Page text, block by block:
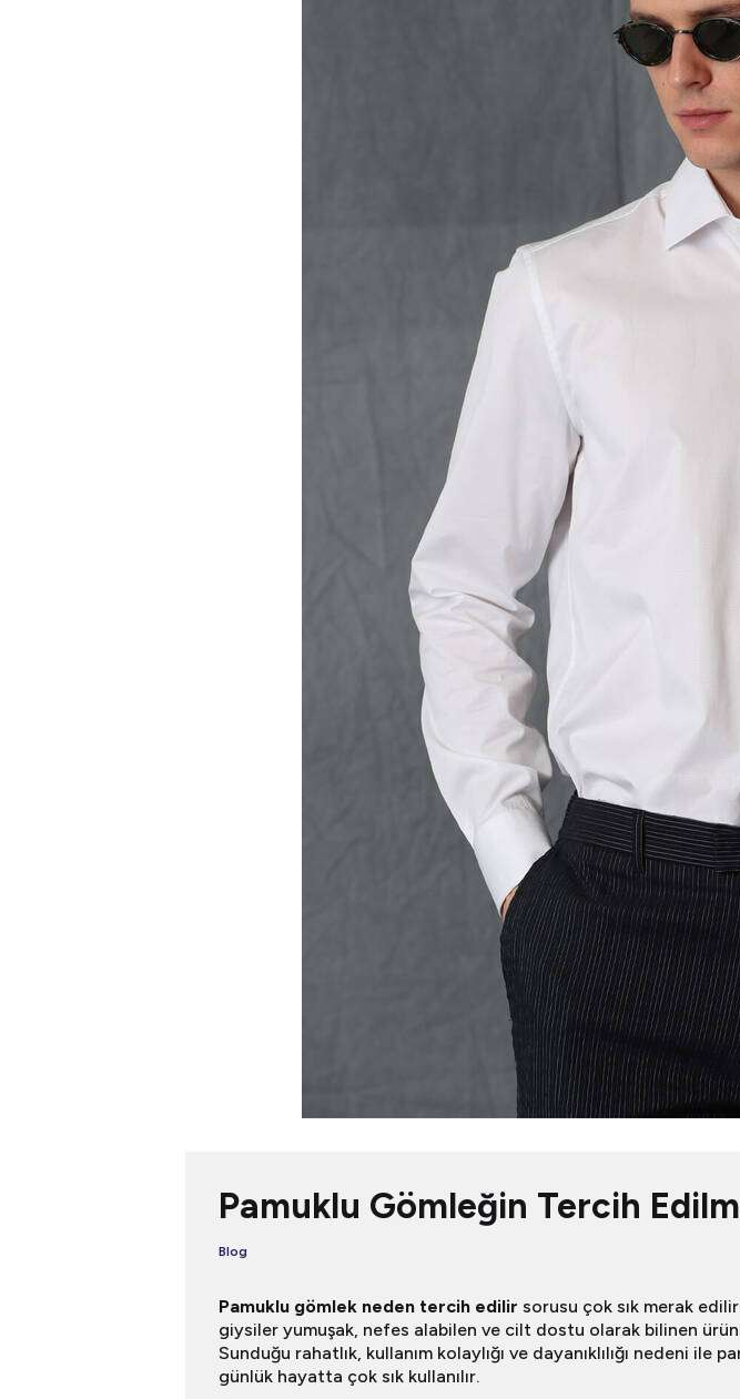
Pamuklu Gömleğin Tercih
Blog
Pamuklu gömlek neden tercih edilir sorusu çok sık merak
giysiler yumuşak, nefes alabilen ve cilt dostu olarak bilinen
Sunduğu rahatlık, kullanım kolaylığı ve dayanıklılığı nedeni
günlük hayatta çok sık kullanılır.